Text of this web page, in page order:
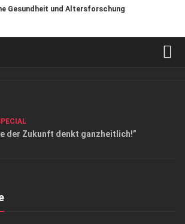
Gesundheit und Altersforschung
/ Ostsachsen
der Zukunft denkt ganzheitlich!”